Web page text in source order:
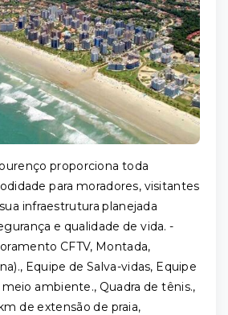
proporciona toda
para moradores, visitantes
infraestrutura planejada
e qualidade de vida. -
CFTV, Montada,
Equipe de Salva-vidas, Equipe
ambiente., Quadra de tênis.,
de extensão de praia,